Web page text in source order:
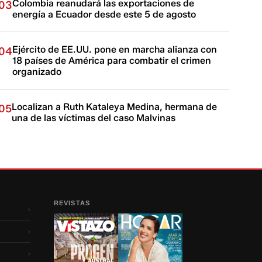
Colombia reanudará las exportaciones de
energía a Ecuador desde este 5 de agosto
Ejército de EE.UU. pone en marcha alianza con
18 países de América para combatir el crimen
organizado
Localizan a Ruth Kataleya Medina, hermana de
una de las víctimas del caso Malvinas
›
›
›
REVISTAS